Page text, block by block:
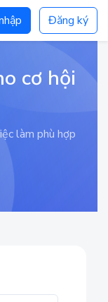
Đăng ký
cơ hội
làm phù hợp